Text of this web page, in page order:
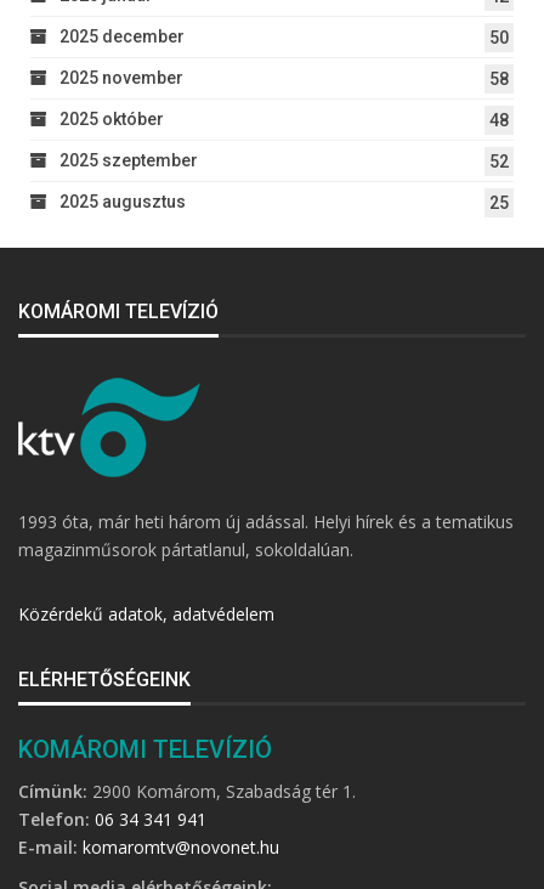
2025 december 50
2025 november 58
2025 október 48
2025 szeptember 52
2025 augusztus 25
KOMÁROMI TELEVÍZIÓ
1993 óta, már heti három új adással. Helyi hírek és a tematikus
magazinműsorok pártatlanul, sokoldalúan.
Közérdekű adatok, adatvédelem
ELÉRHETŐSÉGEINK
KOMÁROMI TELEVÍZIÓ
Címünk: 2900 Komárom, Szabadság tér 1.
Telefon: 06 34 341 941
E-mail: komaromtv@novonet.hu